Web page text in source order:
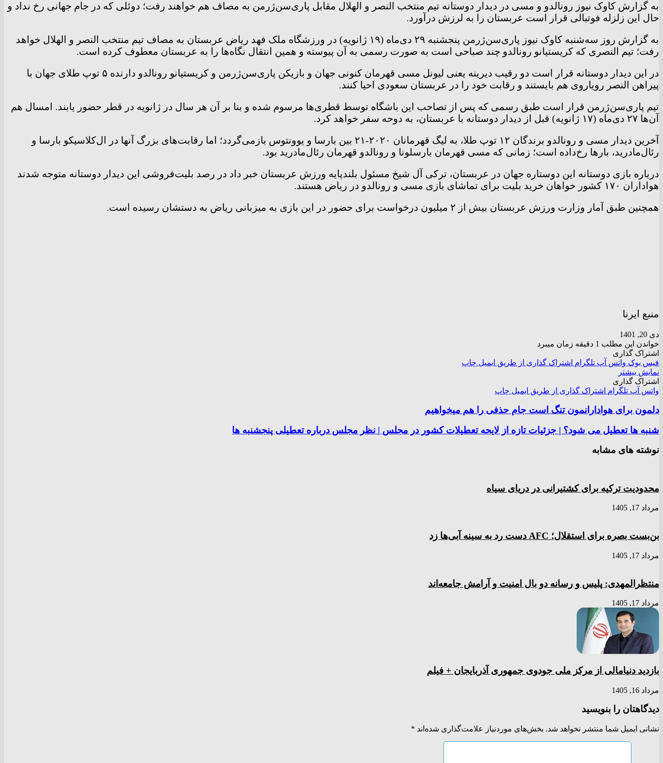
به گزارش کاوک نیوز رونالدو و مسی در دیدار دوستانه تیم منتخب النصر و الهلال مقابل پاری‌سن‌ژرمن به مصاف هم خواهند رفت؛ دوئلی که در جام جهانی رخ نداد و
حال این زلزله فوتبالی قرار است عربستان را به لرزش درآورد.
به گزارش روز سه‌شنبه کاوک نیوز پاری‌سن‌ژرمن پنجشنبه ۲۹ دی‌ماه (۱۹ ژانویه) در ورزشگاه ملک فهد ریاض عربستان به مصاف تیم منتخب النصر و الهلال خواهد
رفت؛ تیم النصری که کریستیانو رونالدو چند صباحی است به‌ صورت رسمی به آن پیوسته و همین انتقال نگاه‌ها را به عربستان معطوف کرده است.
در این دیدار دوستانه قرار است دو رقیب دیرینه یعنی لیونل مسی قهرمان کنونی جهان و بازیکن پاری‌سن‌ژرمن و کریستیانو رونالدو دارنده ۵ توپ طلای جهان با
پیراهن النصر رویاروی هم بایستند و رقابت خود را در عربستان سعودی احیا کنند.
تیم پاری‌سن‌ژرمن قرار است طبق رسمی که پس از تصاحب این باشگاه توسط قطری‌ها مرسوم شده و بنا بر آن هر سال در ژانویه در قطر حضور یابند. امسال هم
آن‌ها ۲۷ دی‌ماه (۱۷ ژانویه) قبل از دیدار دوستانه با عربستان، به دوحه سفر خواهد کرد.
آخرین دیدار مسی و رونالدو برندگان ۱۲ توپ طلا، به لیگ قهرمانان ۲۰۲۰-۲۱ بین بارسا و یوونتوس بازمی‌گردد؛ اما رقابت‌های بزرگ آنها در ال‌کلاسیکو بارسا و
رئال‌مادرید، بارها رخ‌داده است؛ زمانی که مسی قهرمان بارسلونا و رونالدو قهرمان رئال‌مادرید بود.
درباره بازی دوستانه این دوستاره جهان در عربستان، ترکی آل شیخ مسئول بلندپایه ورزش عربستان خبر داد در رصد بلیت‌فروشی این دیدار دوستانه متوجه شدند
هواداران ۱۷۰ کشور خواهان خرید بلیت برای تماشای بازی مسی و رونالدو در ریاض هستند.
همچنین طبق آمار وزارت ورزش عربستان بیش از ۲ میلیون درخواست برای حضور در این بازی به میزبانی ریاض به دستشان رسیده است.
منبع ایرنا
دی 20, 1401
خواندن این مطلب 1 دقیقه زمان میبرد
اشتراک گذاری
فیس بوک واتس آپ تلگرام اشتراک گذاری از طریق ایمیل چاپ
نمایش بیشتر
اشتراک گذاری
واتس آپ تلگرام اشتراک گذاری از طریق ایمیل چاپ
دلمون برای هوادارانمون تنگ است جام حذفی را هم میخواهیم
شنبه ها تعطیل می شود؟ | جزئیات تازه از لایحه تعطیلات کشور در مجلس | نظر مجلس درباره تعطیلی پنجشنبه ها
نوشته های مشابه
محدودیت ترکیه برای کشتیرانی در دریای سیاه
مرداد 17, 1405
بن‌بست بصره برای استقلال؛ AFC دست رد به سینه آبی‌ها زد
مرداد 17, 1405
منتظرالمهدی: پلیس و رسانه دو بال امنیت و آرامش جامعه‌اند
مرداد 17, 1405
بازدید دنیامالی از مرکز ملی جودوی جمهوری آذربایجان + فیلم
مرداد 16, 1405
دیدگاهتان را بنویسید
نشانی ایمیل شما منتشر نخواهد شد. بخش‌های موردنیاز علامت‌گذاری شده‌اند *